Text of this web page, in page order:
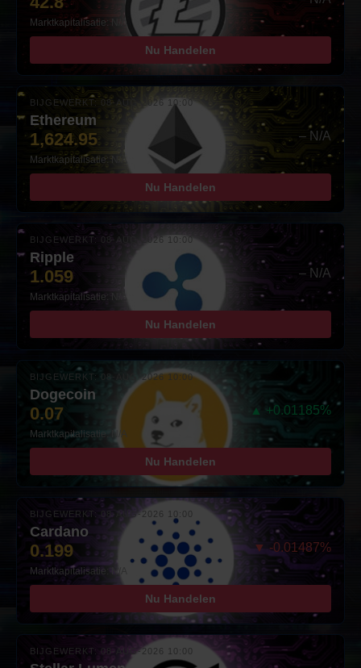
Marktkapitalisatie: N/A
Nu Handelen
BIJGEWERKT: 08-AUG-2026 10:00
Ethereum
1,624.95 – N/A
Marktkapitalisatie: N/A
Nu Handelen
BIJGEWERKT: 08-AUG-2026 10:00
Ripple
1.059 – N/A
Marktkapitalisatie: N/A
Nu Handelen
BIJGEWERKT: 08-AUG-2026 10:00
Dogecoin
0.07 ▲ +0.01185%
Marktkapitalisatie: N/A
Nu Handelen
BIJGEWERKT: 08-AUG-2026 10:00
Cardano
0.199 ▼ -0.01487%
Marktkapitalisatie: N/A
Nu Handelen
BIJGEWERKT: 08-AUG-2026 10:00